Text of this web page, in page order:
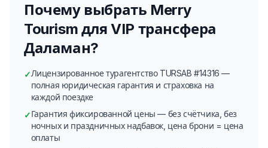
Почему выбрать Merry
Tourism для VIP трансфера
Даламан?
✓Лицензированное турагентство TURSAB #14316 —
полная юридическая гарантия и страховка на
каждой поездке
✓Гарантия фиксированной цены — без счётчика, без
ночных и праздничных надбавок, цена брони = цена
оплаты